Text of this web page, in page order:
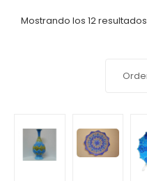
Mostrando los 12 resultados